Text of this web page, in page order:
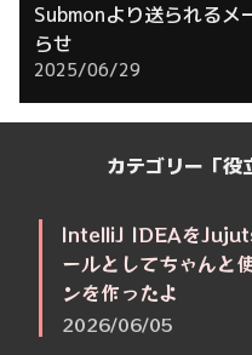
Submonより送られるメ
らせ
2025/06/29
カテゴリー「役
IntelliJ IDEAを
ールとしてちゃんと
ンを作ったよ
2026/06/05